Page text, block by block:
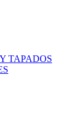
TAPADOS